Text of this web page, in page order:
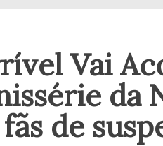
Vai
da
de